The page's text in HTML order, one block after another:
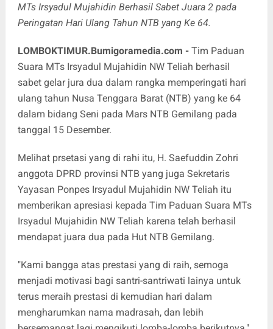
MTs Irsyadul Mujahidin Berhasil Sabet Juara 2 pada
Peringatan Hari Ulang Tahun NTB yang Ke 64.
LOMBOKTIMUR.Bumigoramedia.com -Tim Paduan
Suara MTs Irsyadul Mujahidin NW Teliah berhasil
sabet gelar jura dua dalam rangka memperingati hari
ulang tahun Nusa Tenggara Barat (NTB) yang ke 64
dalam bidang Seni pada Mars NTB Gemilang pada
tanggal 15 Desember.
Melihat prsetasi yang di rahi itu, H. Saefuddin Zohri
anggota DPRD provinsi NTB yang juga Sekretaris
Yayasan Ponpes Irsyadul Mujahidin NW Teliah itu
memberikan apresiasi kepada Tim Paduan Suara MTs
Irsyadul Mujahidin NW Teliah karena telah berhasil
mendapat juara dua pada Hut NTB Gemilang.
"Kami bangga atas prestasi yang di raih, semoga
menjadi motivasi bagi santri-santriwati lainya untuk
terus meraih prestasi di kemudian hari dalam
mengharumkan nama madrasah, dan lebih